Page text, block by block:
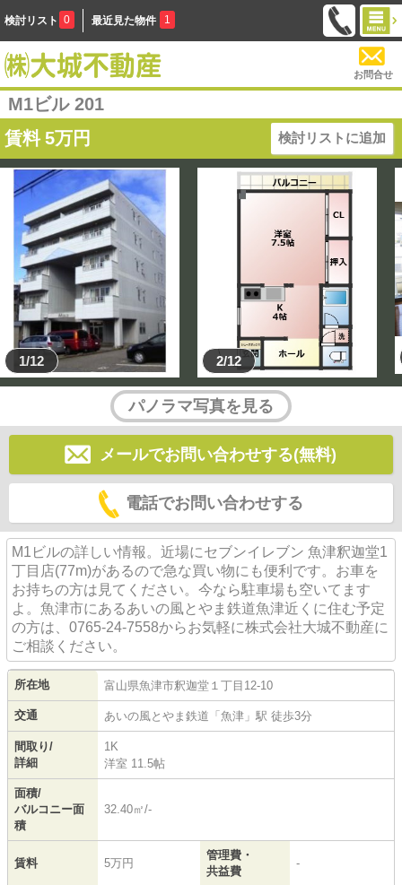
検討リスト 0 最近見た物件 1
お問合せ
M1ビル 201
賃料 5万円 検討リストに追加
1/12 2/12
パノラマ写真を見る
メールでお問い合わせする(無料)
電話でお問い合わせする
M1ビルの詳しい情報。近場にセブンイレブン 魚津釈迦堂1
丁目店(77m)があるので急な買い物にも便利です。お車を
お持ちの方は見てください。今なら駐車場も空いてます
よ。魚津市にあるあいの風とやま鉄道魚津近くに住む予定
の方は、0765-24-7558からお気軽に株式会社大城不動産に
ご相談ください。
所在地 富山県魚津市釈迦堂 １丁目12-10
交通 あいの風とやま鉄道 「 魚津 」駅 徒歩3分
間取り/
詳細
1K
洋室 11.5帖
面積/
バルコニー面
積
32.40㎡/-
賃料 5万円
管理費・
共益費
-